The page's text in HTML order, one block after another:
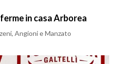
in casa Arborea
Angioni e Manzato